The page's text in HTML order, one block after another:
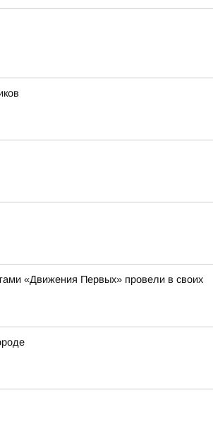
«Движения Первых» провели в своих